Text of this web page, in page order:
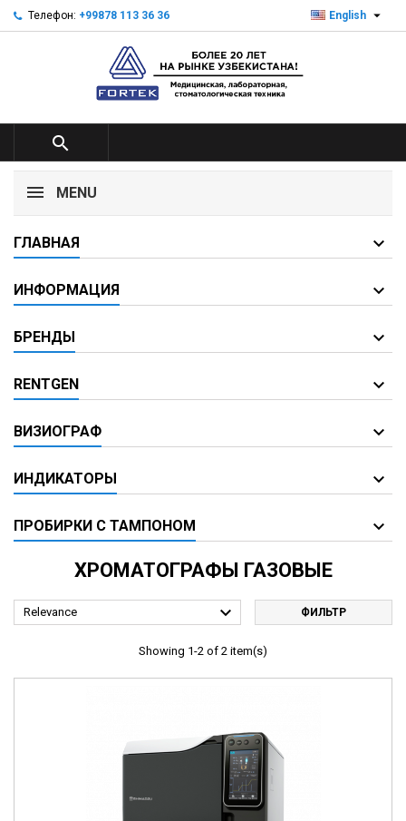
Телефон: +99878 113 36 36 English 

MENU
ГЛАВНАЯ
ИНФОРМАЦИЯ
БРЕНДЫ
RENTGEN
ВИЗИОГРАФ
ИНДИКАТОРЫ
ПРОБИРКИ С ТАМПОНОМ
ХРОМАТОГРАФЫ ГАЗОВЫЕ
Relevance  ФИЛЬТР
Showing 1-2 of 2 item(s)